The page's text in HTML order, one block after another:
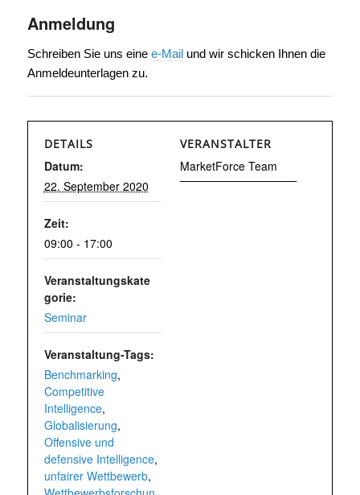
Anmeldung
Schreiben Sie uns eine e-Mailund wir schicken Ihnen die
Anmeldeunterlagen zu.
DETAILS
Datum:
22. September 2020
Zeit:
09:00 - 17:00
Veranstaltungskate
gorie:
Seminar
Veranstaltung-Tags:
Benchmarking,
Competitive
Intelligence,
Globalisierung,
Offensive und
defensive Intelligence,
unfairer Wettbewerb,
VERANSTALTER
MarketForce Team